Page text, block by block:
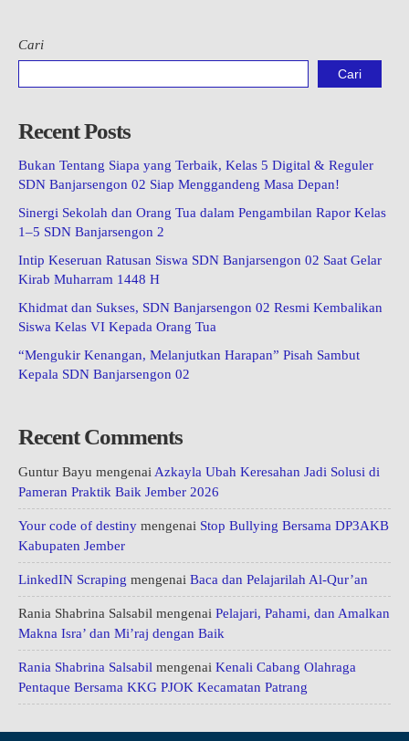
Cari
Cari
Recent Posts
Bukan Tentang Siapa yang Terbaik, Kelas 5 Digital & Reguler
SDN Banjarsengon 02 Siap Menggandeng Masa Depan!
Sinergi Sekolah dan Orang Tua dalam Pengambilan Rapor Kelas
1–5 SDN Banjarsengon 2
Intip Keseruan Ratusan Siswa SDN Banjarsengon 02 Saat Gelar
Kirab Muharram 1448 H
Khidmat dan Sukses, SDN Banjarsengon 02 Resmi Kembalikan
Siswa Kelas VI Kepada Orang Tua
“Mengukir Kenangan, Melanjutkan Harapan” Pisah Sambut
Kepala SDN Banjarsengon 02
Recent Comments
Guntur Bayu mengenai Azkayla Ubah Keresahan Jadi Solusi di
Pameran Praktik Baik Jember 2026
Your code of destiny mengenai Stop Bullying Bersama DP3AKB
Kabupaten Jember
LinkedIN Scraping mengenai Baca dan Pelajarilah Al-Qur’an
Rania Shabrina Salsabil mengenai Pelajari, Pahami, dan Amalkan
Makna Isra’ dan Mi’raj dengan Baik
Rania Shabrina Salsabil mengenai Kenali Cabang Olahraga
Pentaque Bersama KKG PJOK Kecamatan Patrang